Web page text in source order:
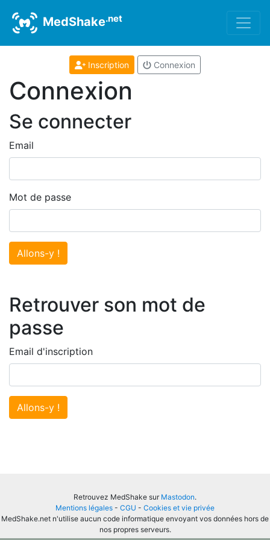
MedShake.net
Inscription Connexion
Connexion
Se connecter
Email
Mot de passe
Allons-y !
Retrouver son mot de
passe
Email d'inscription
Allons-y !
Retrouvez MedShake sur Mastodon.
Mentions légales - CGU - Cookies et vie privée
MedShake.net n'utilise aucun code informatique envoyant vos données hors de
nos propres serveurs.